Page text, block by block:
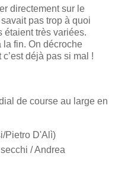
directement sur le
pas trop à quoi
étaient très variées.
la fin. On décroche
déjà pas si mal !
de course au large en
D'Alì)
/ Andrea